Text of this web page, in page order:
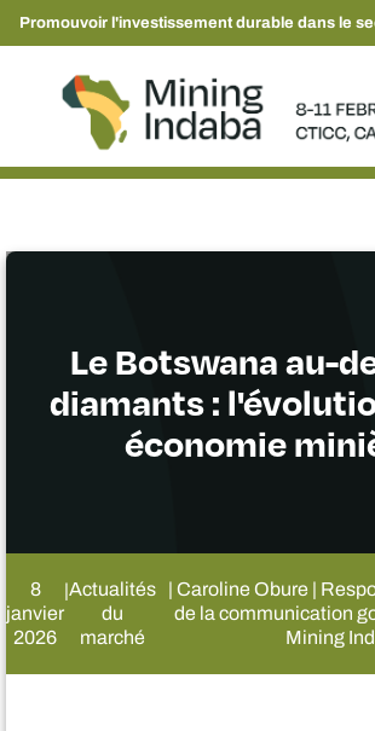
Promouvoir l'investissement durable dans le
Le Botswana au-
diamants :
économie
8
janvier
2026
|Actualités
du
marché
| Caroline Obure |
de la communication
Mining